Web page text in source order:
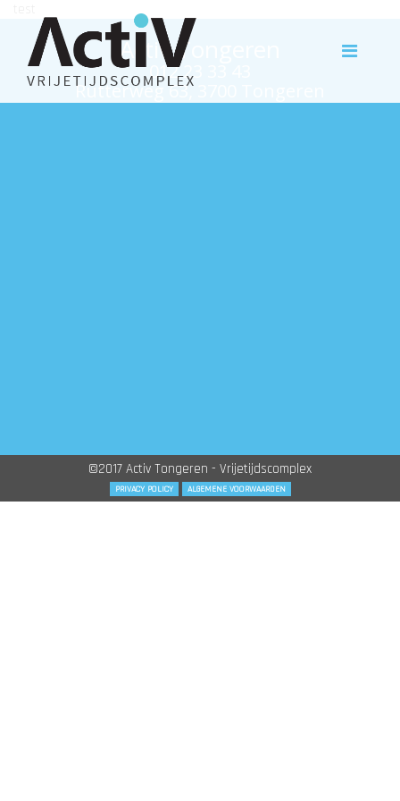
Activ Tongeren
012 23 33 43
Rutterweg 63, 3700 Tongeren
©2017 Activ Tongeren - Vrijetijdscomplex
PRIVACY POLICY ALGEMENE VOORWAARDEN